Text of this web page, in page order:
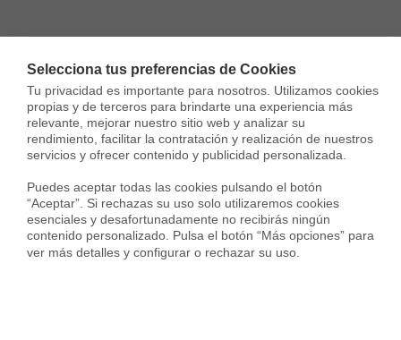
Selecciona tus preferencias de Cookies
Tu privacidad es importante para nosotros. Utilizamos cookies
propias y de terceros para brindarte una experiencia más
relevante, mejorar nuestro sitio web y analizar su
rendimiento, facilitar la contratación y realización de nuestros
servicios y ofrecer contenido y publicidad personalizada.
Puedes aceptar todas las cookies pulsando el botón
“Aceptar”. Si rechazas su uso solo utilizaremos cookies
esenciales y desafortunadamente no recibirás ningún
contenido personalizado. Pulsa el botón “Más opciones” para
ver más detalles y configurar o rechazar su uso.